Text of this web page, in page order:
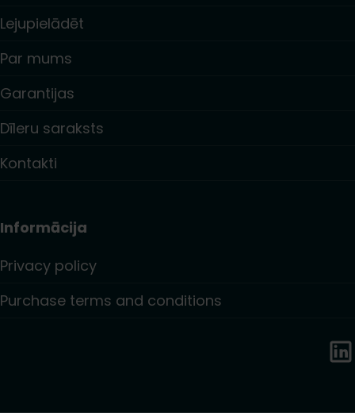
Lejupielādēt
Par mums
Garantijas
Dīleru saraksts
Kontakti
Informācija
Privacy policy
Purchase terms and conditions